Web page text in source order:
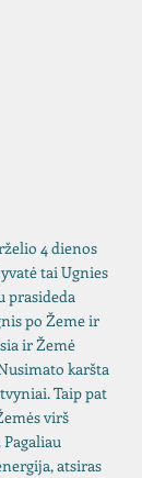
4 dienos
tai Ugnies
prasideda
po Žeme ir
ir Žemė
karšta
Taip pat
virš
atsiras